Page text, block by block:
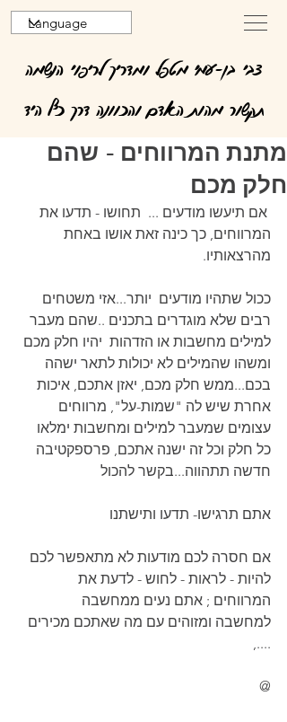
צבי בן-עמי מטפל ומדריך לריפוי הנשמה
תקשור מהות האדם והכוונה דרך כף היד
מתנת המרווחים - שהם
חלק מכם
אם תיעשו מודעים ...  תחושו - תדעו את
המרווחים, כך כינה זאת אושו באחת
מהרצאותיו.
ככול שתהיו מודעים  יותר...אזי משטחים
רבים שלא מוגדרים בתכנים ..שהם מעבר
למילים מחשבות או הזדהות  יהיו חלק מכם
ומשהו שהמילים לא יכולות לתאר ישהה
בכם...ממש חלק מכם, יאזן אתכם, איכות
אחרת שיש לה "שמות-על", מרווחים
עצומים שמעבר למילים ומחשבות ימלאו
כל חלק וכל זה ישנה אתכם, פרספקטיבה
חדשה תתהווה...בקשר להכול
אתם תרגישו- תדעו ותישתנו
אם חסרה לכם מודעות לא מתאפשר לכם
להיות - לראות - לחוש - לדעת את
המרווחים ; אתם נעים ממחשבה
למחשבה ומזוהים עם מה שאתכם מכירים
....,
@